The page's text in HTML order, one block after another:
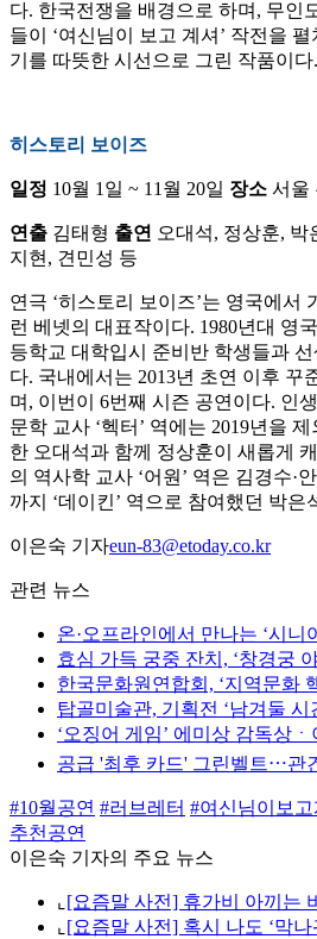
다. 한국전쟁을 배경으로 하며, 무인
들이 ‘여신님이 보고 계셔’ 작전을
기를 따뜻한 시선으로 그린 작품이다.
히스토리 보이즈
일정 10월 1일 ~ 11월 20일 장소 서울
연출 김태형 출연 오대석, 정상훈, 박
지현, 견민성 등
연극 ‘히스토리 보이즈’는 영국에서
런 베넷의 대표작이다. 1980년대 영
등학교 대학입시 준비반 학생들과
다. 국내에서는 2013년 초연 이후 꾸
며, 이번이 6번째 시즌 공연이다. 인
문학 교사 ‘헥터’ 역에는 2019년을
한 오대석과 함께 정상훈이 새롭게
의 역사학 교사 ‘어원’ 역은 김경수·
까지 ‘데이킨’ 역으로 참여했던 박은
이은숙 기자eun-83@etoday.co.kr
관련 뉴스
온·오프라인에서 만나는 ‘시니
효심 가득 궁중 잔치, ‘창경궁
한국문화원연합회, ‘지역문화
탑골미술관, 기획전 ‘남겨둘 시
‘오징어 게임’ 에미상 감독상
공급 '최후 카드' 그린벨트⋯관
#10월공연 #러브레터 #여신님이보고
추천공연
이은숙 기자의 주요 뉴스
⌞ [요즘말 사전] 휴가비 아끼는
⌞ [요즘말 사전] 혹시 나도 ‘막나